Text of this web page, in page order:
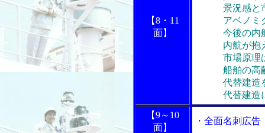
【8・11
面】
景況感と
アベノミク
今後の内
内航が抱え
市場原理は
船舶の高齢
代替建造を
代替建造に
【9～10
面】
・全面名刺広告